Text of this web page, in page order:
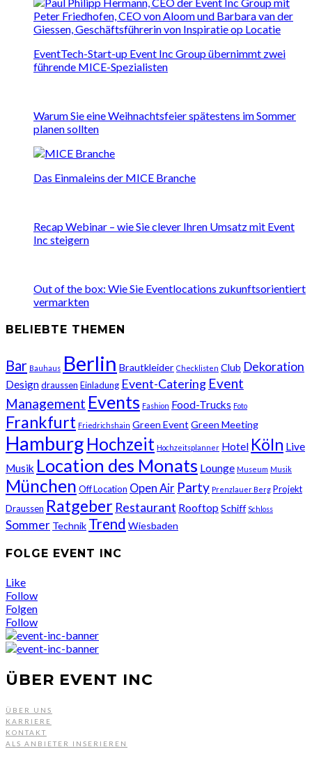
EventTech-Start-up Event Inc Group übernimmt zwei
führende MICE-Spezialisten
Warum Sie eine Weihnachtsfeier spätestens im Sommer
planen sollten
Das Einmaleins der MICE Branche
Recap Webinar – wie Sie clever Ihren Umsatz mit Event
Inc steigern
Out of the box: Wie Sie Eventlocations zukunftsorientiert
vermarkten
BELIEBTE THEMEN
Bar Bauhaus Berlin Brautkleider Checklisten Club Dekoration
Designdraussen Einladung Event-Catering Event
Management Events Fashion Food-Trucks Foto
Frankfurt Friedrichshain Green EventGreen Meeting
Hamburg Hochzeit Hochzeitsplanner Hotel Köln Live
Musik Location des Monats Lounge Museum Musik
München Off Location Open Air Party Prenzlauer Berg Projekt
Draussen Ratgeber Restaurant Rooftop Schiff Schloss
Sommer Technik Trend Wiesbaden
FOLGE EVENT INC
Like
Follow
Folgen
Follow
ÜBER EVENT INC
ÜBER UNS
KARRIERE
KONTAKT
ALS ANBIETER INSERIEREN